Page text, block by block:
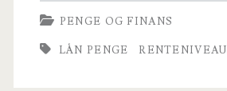
i
Danmark
PENGE OG FINANS
LÅN PENGE RENTENIVEAU